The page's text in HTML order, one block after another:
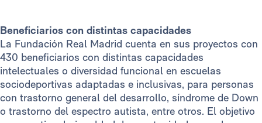
Beneficiarios con distintas capacidades
La Fundación Real Madrid cuenta en sus proyectos con
430 beneficiarios con distintas capacidades
intelectuales o diversidad funcional en escuelas
sociodeportivas adaptadas e inclusivas, para personas
con trastorno general del desarrollo, síndrome de Down
o trastorno del espectro autista, entre otros. El objetivo